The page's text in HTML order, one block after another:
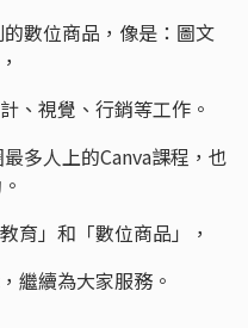
數位商品，像是：圖文
、視覺、行銷等工作。
多人上的Canva課程，也
育」和「數位商品」，
繼續為大家服務。